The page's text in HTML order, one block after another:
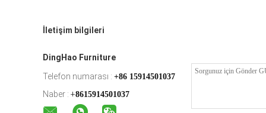
İletişim bilgileri
DingHao Furniture
Telefon numarası : +86 15914501037
Naber : +8615914501037